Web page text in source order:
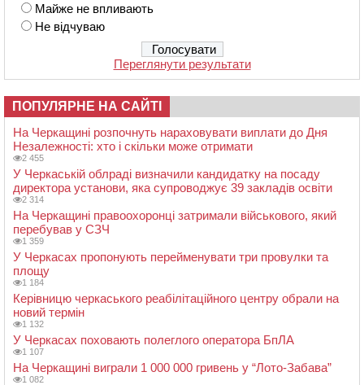
Майже не впливають
Не відчуваю
Переглянути результати
ПОПУЛЯРНЕ НА САЙТІ
На Черкащині розпочнуть нараховувати виплати до Дня
Незалежності: хто і скільки може отримати
2 455
У Черкаській облраді визначили кандидатку на посаду
директора установи, яка супроводжує 39 закладів освіти
2 314
На Черкащині правоохоронці затримали військового, який
перебував у СЗЧ
1 359
У Черкасах пропонують перейменувати три провулки та
площу
1 184
Керівницю черкаського реабілітаційного центру обрали на
новий термін
1 132
У Черкасах поховають полеглого оператора БпЛА
1 107
На Черкащині виграли 1 000 000 гривень у “Лото-Забава”
1 082